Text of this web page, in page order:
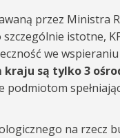
przez Ministra
istotne,
we
kraju są tylko 3
podmiotom
na rzecz